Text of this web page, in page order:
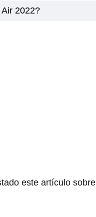
2022?
este artículo sobre